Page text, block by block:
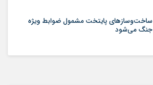
ساخت‌وسازهای پایتخت مشمول ضوابط ویژه
جنگ می‌شود